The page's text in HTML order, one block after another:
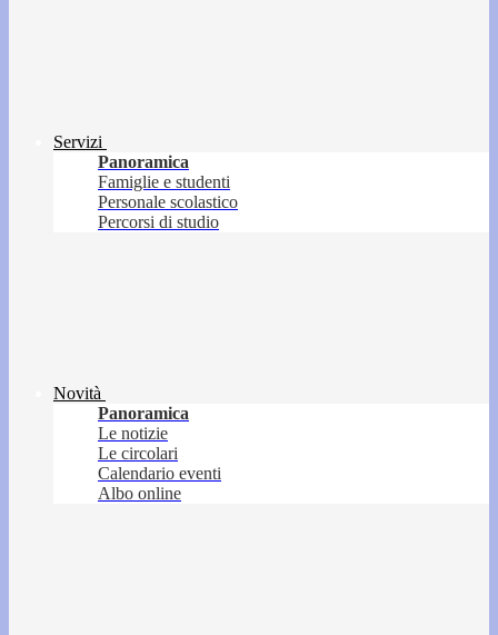
Servizi
Panoramica
Famiglie e studenti
Personale scolastico
Percorsi di studio
Novità
Panoramica
Le notizie
Le circolari
Calendario eventi
Albo online